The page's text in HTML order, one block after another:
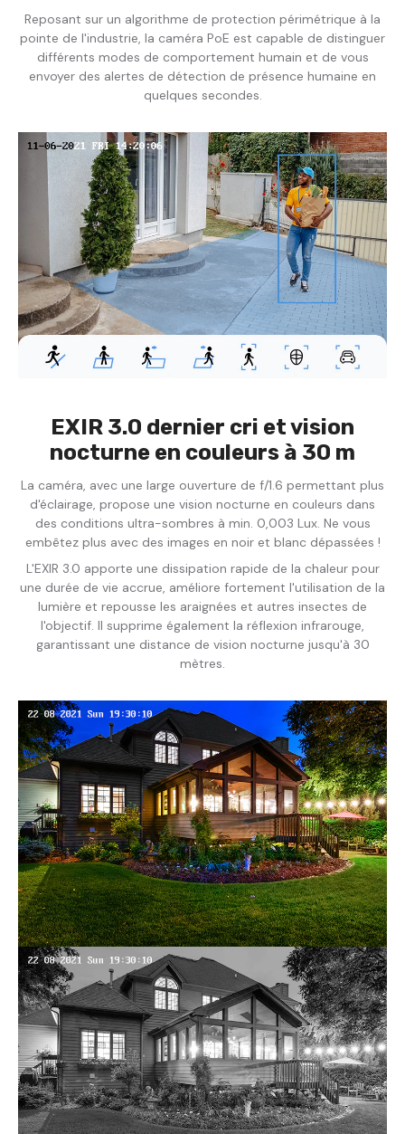
Reposant sur un algorithme de protection périmétrique à la
pointe de l'industrie, la caméra PoE est capable de distinguer
différents modes de comportement humain et de vous
envoyer des alertes de détection de présence humaine en
quelques secondes.
EXIR 3.0 dernier cri et vision
nocturne en couleurs à 30 m
La caméra, avec une large ouverture de f/1.6 permettant plus
d'éclairage, propose une vision nocturne en couleurs dans
des conditions ultra-sombres à min. 0,003 Lux. Ne vous
embêtez plus avec des images en noir et blanc dépassées !
L'EXIR 3.0 apporte une dissipation rapide de la chaleur pour
une durée de vie accrue, améliore fortement l'utilisation de la
lumière et repousse les araignées et autres insectes de
l'objectif. Il supprime également la réflexion infrarouge,
garantissant une distance de vision nocturne jusqu'à 30
mètres.